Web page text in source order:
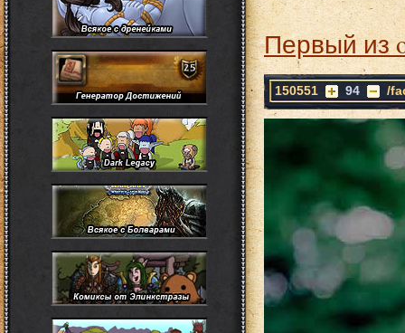
Первый из
150551 94 /